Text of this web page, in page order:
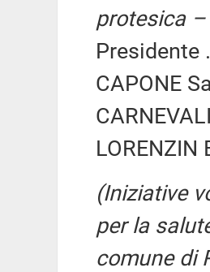
protesica
Presidente
CAPONE
(Iniziative
per la
comune di